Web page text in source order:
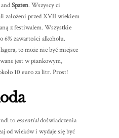
andSpaten. Wszyscy ci
założeni przed XVII wiekiem
z festiwalem. Wszystkie
6% zawartości alkoholu.
to może nie być miejsce
jest w piankowym,
10 euro za litr. Prost!
to essentialdoświadczenia
od wieków i wydaje się być